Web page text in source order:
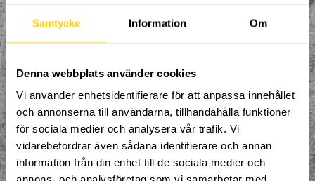
Samtycke Information Om
Denna webbplats använder cookies
Vi använder enhetsidentifierare för att anpassa innehållet
och annonserna till användarna, tillhandahålla funktioner
för sociala medier och analysera vår trafik. Vi
vidarebefordrar även sådana identifierare och annan
information från din enhet till de sociala medier och
Klättring
LAN
Multisport
Mässa
NPF-Träning